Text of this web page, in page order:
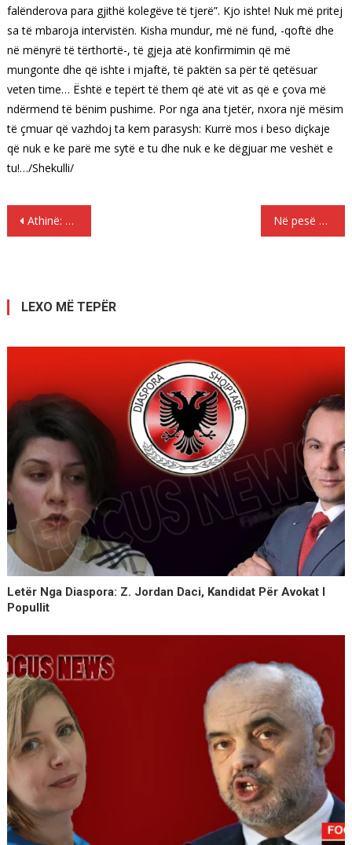
falënderova para gjithë kolegëve të tjerë”. Kjo ishte! Nuk më pritej
sa të mbaroja intervistën. Kisha mundur, më në fund, -qoftë dhe
në mënyrë të tërthortë-, të gjeja atë konfirmimin që më
mungonte dhe që ishte i mjaftë, të paktën sa për të qetësuar
veten time… Është e tepërt të them që atë vit as që e çova më
ndërmend të bënim pushime. Por nga ana tjetër, nxora një mësim
të çmuar që vazhdoj ta kem parasysh: Kurrë mos i beso diçkaje
që nuk e ke parë me sytë e tu dhe nuk e ke dëgjuar me veshët e
tu!…/Shekulli/
Lëvizje
Athinë: Përleshje në Maroussi, një shqiptar i plagosur ( foto) Në pesë vitet e fundit, dy milionë emigrantë hynë në mënyrë të paligjshme në Evropë
LEXO MË TEPËR
Letër Nga Diaspora: Z. Jordan Daci, Kandidat Për Avokat I
Popullit